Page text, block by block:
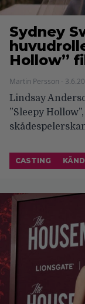
Sydney
Hollow”
Martin Persson -
Lindsay
”Sleepy
CASTING